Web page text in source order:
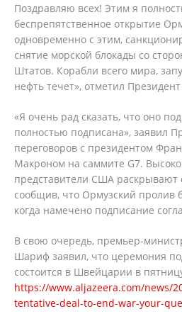
Поздравляю всех! Этим я
беспрепятственное открытие
одновременно с этим,
снятие морской блокады со
Штатов. Корабли всего мира,
нефть течет», отметил
«Я очень рад сказать, что оно
полностью подписана», заявил
переговоров с президентом
Макроном на саммите G7.
представители США раскрывают
сообщив, что Ормузский пролив
когда намечено подписание
В свою очередь, премьер-
Шариф заявил, что церемония
состоится в Швейцарии в
https://www.aljazeera.com/news/
tentative-deal-to-end-war-your-